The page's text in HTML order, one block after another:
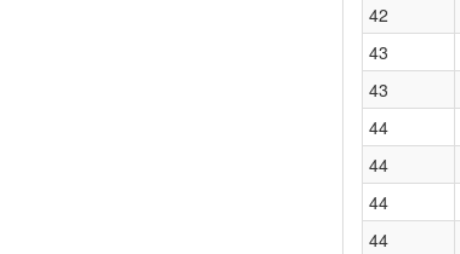
42
43
43
44
44
44
44